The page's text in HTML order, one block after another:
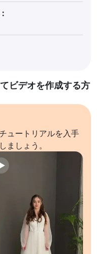
ビデオを作成する方
ュートリアルを入手
ましょう。